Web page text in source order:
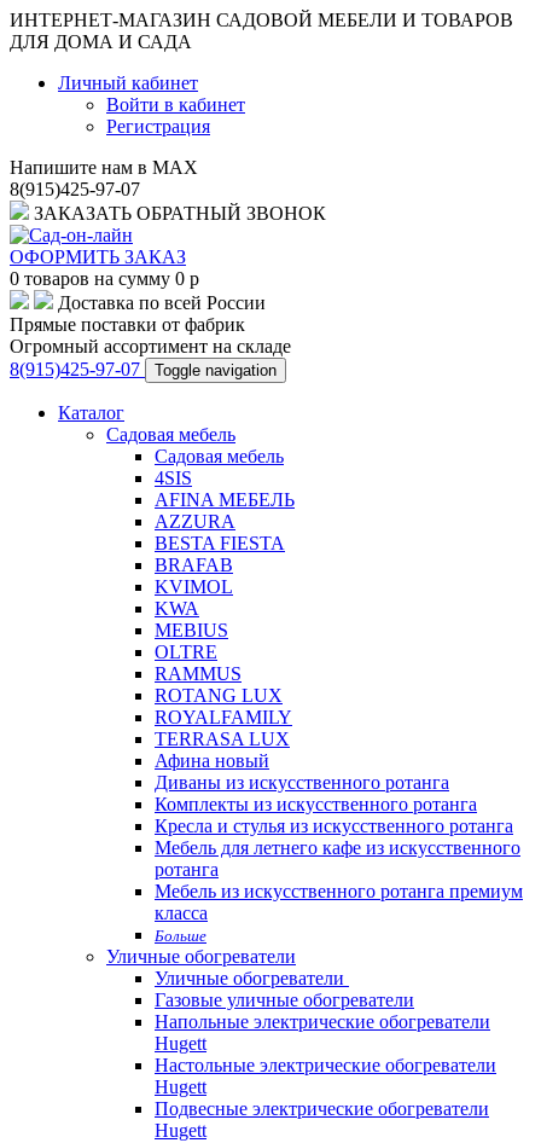
ИНТЕРНЕТ-МАГАЗИН САДОВОЙ МЕБЕЛИ И ТОВАРОВ
ДЛЯ ДОМА И САДА
Личный кабинет
Войти в кабинет
Регистрация
Напишите нам в MAX
8(915)425-97-07
ЗАКАЗАТЬ ОБРАТНЫЙ ЗВОНОК
ОФОРМИТЬ ЗАКАЗ
0 товаров на сумму 0 p
Доставка по всей России
Прямые поставки от фабрик
Огромный ассортимент на складе
8(915)425-97-07
Toggle navigation
Каталог
Садовая мебель
Садовая мебель
4SIS
AFINA МЕБЕЛЬ
AZZURA
BESTA FIESTA
BRAFAB
KVIMOL
KWA
MEBIUS
OLTRE
RAMMUS
ROTANG LUX
ROYALFAMILY
TERRASA LUX
Афина новый
Диваны из искусственного ротанга
Комплекты из искусственного ротанга
Кресла и стулья из искусственного ротанга
Мебель для летнего кафе из искусственного
ротанга
Мебель из искусственного ротанга премиум
класса
Больше
Уличные обогреватели
Уличные обогреватели
Газовые уличные обогреватели
Напольные электрические обогреватели
Hugett
Настольные электрические обогреватели
Hugett
Подвесные электрические обогреватели
Hugett